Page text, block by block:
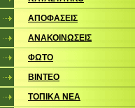
ΑΠΟΦΑΣΕΙΣ
ΑΝΑΚΟΙΝΩΣΕΙΣ
ΦΩΤΟ
ΒΙΝΤΕΟ
ΤΟΠΙΚΑ ΝΕΑ